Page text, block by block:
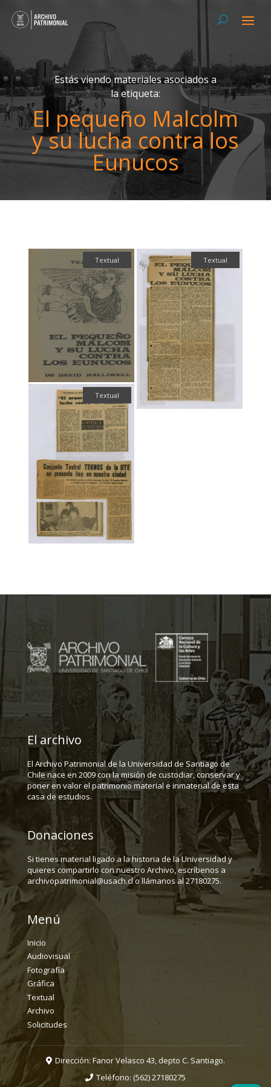
Estás viendo materiales asociados a
la etiqueta:
El pequeño Malcolm
y su lucha contra los
Eunucos
Textual Textual
Textual
El archivo
El Archivo Patrimonial de la Universidad de Santiago de
Chile nace en 2009 con la misión de custodiar, conservar y
poner en valor el patrimonio material e inmaterial de esta
casa de estudios.
Donaciones
Si tienes material ligado a la historia de la Universidad y
quieres compartirlo con nuestro Archivo, escríbenos a
archivopatrimonial@usach.cl o llámanos al 27180275.
Menú
Inicio
Audiovisual
Fotografía
Gráfica
Textual
Archivo
Solicitudes
Dirección: Fanor Velasco 43, depto C. Santiago.
Teléfono: (562) 27180275